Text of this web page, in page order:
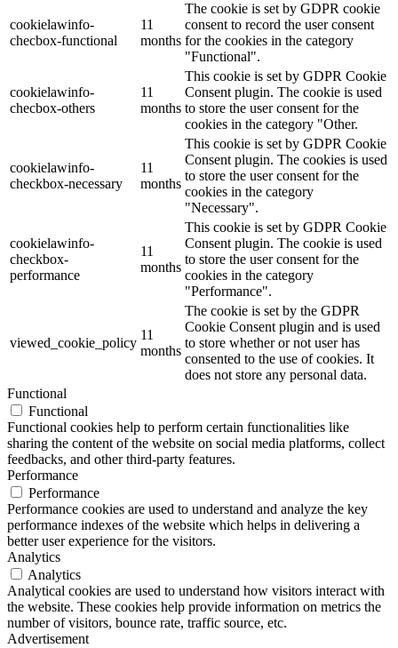
cookielawinfo-
checbox-functional
11
months
The cookie is set by GDPR cookie
consent to record the user consent
for the cookies in the category
"Functional".
cookielawinfo-
checbox-others
11
months
This cookie is set by GDPR Cookie
Consent plugin. The cookie is used
to store the user consent for the
cookies in the category "Other.
cookielawinfo-
checkbox-necessary
11
months
This cookie is set by GDPR Cookie
Consent plugin. The cookies is used
to store the user consent for the
cookies in the category
"Necessary".
cookielawinfo-
checkbox-
performance
11
months
This cookie is set by GDPR Cookie
Consent plugin. The cookie is used
to store the user consent for the
cookies in the category
"Performance".
viewed_cookie_policy
11
months
The cookie is set by the GDPR
Cookie Consent plugin and is used
to store whether or not user has
consented to the use of cookies. It
does not store any personal data.
Functional
Functional
Functional cookies help to perform certain functionalities like
sharing the content of the website on social media platforms, collect
feedbacks, and other third-party features.
Performance
Performance
Performance cookies are used to understand and analyze the key
performance indexes of the website which helps in delivering a
better user experience for the visitors.
Analytics
Analytics
Analytical cookies are used to understand how visitors interact with
the website. These cookies help provide information on metrics the
number of visitors, bounce rate, traffic source, etc.
Advertisement